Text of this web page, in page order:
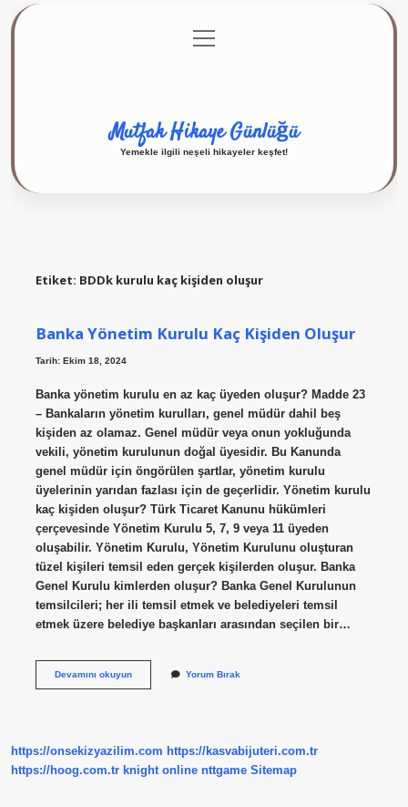
Gizlilik Politikası
menüyü
aç
Mutfak Hikaye Günlüğü
Yemekle ilgili neşeli hikayeler keşfet!
Etiket: BDDk kurulu kaç kişiden oluşur
Banka Yönetim Kurulu Kaç Kişiden Oluşur
Tarih: Ekim 18, 2024
Banka yönetim kurulu en az kaç üyeden oluşur? Madde 23
– Bankaların yönetim kurulları, genel müdür dahil beş
kişiden az olamaz. Genel müdür veya onun yokluğunda
vekili, yönetim kurulunun doğal üyesidir. Bu Kanunda
genel müdür için öngörülen şartlar, yönetim kurulu
üyelerinin yarıdan fazlası için de geçerlidir. Yönetim kurulu
kaç kişiden oluşur? Türk Ticaret Kanunu hükümleri
çerçevesinde Yönetim Kurulu 5, 7, 9 veya 11 üyeden
oluşabilir. Yönetim Kurulu, Yönetim Kurulunu oluşturan
tüzel kişileri temsil eden gerçek kişilerden oluşur. Banka
Genel Kurulu kimlerden oluşur? Banka Genel Kurulunun
temsilcileri; her ili temsil etmek ve belediyeleri temsil
etmek üzere belediye başkanları arasından seçilen bir…
Devamını okuyunBanka
Yorum Bırak
https://onsekizyazilim.com https://kasvabijuteri.com.tr
https://hoog.com.tr knight online nttgame Sitemap